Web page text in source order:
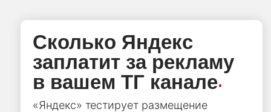
Сколько Яндекс
заплатит за рекламу
в вашем ТГ канале.
«Яндекс» тестирует размещение